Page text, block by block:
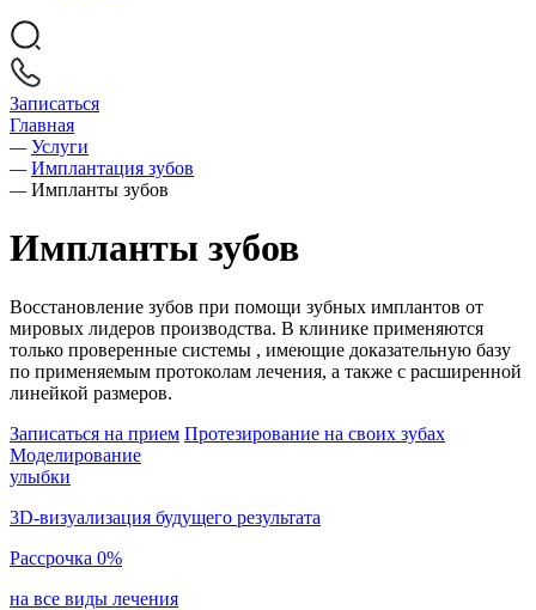
Записаться
Главная
— Услуги
— Имплантация зубов
— Импланты зубов
Импланты зубов
Восстановление зубов при помощи зубных имплантов от
мировых лидеров производства. В клинике применяются
только проверенные системы , имеющие доказательную базу
по применяемым протоколам лечения, а также с расширенной
линейкой размеров.
Записаться на прием Протезирование на своих зубах
Моделирование
улыбки
3D-визуализация будущего результата
Рассрочка 0%
на все виды лечения